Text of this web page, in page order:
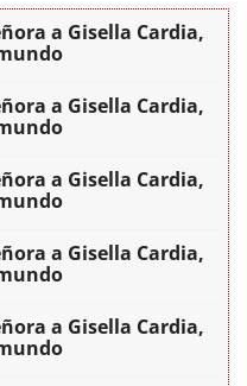
a Gisella Cardia,
a Gisella Cardia,
a Gisella Cardia,
a Gisella Cardia,
a Gisella Cardia,